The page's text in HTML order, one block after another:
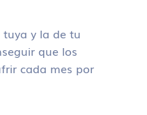
y la de tu
que los
cada mes por